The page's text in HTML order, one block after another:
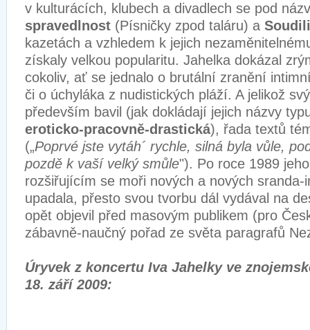
v kulturácích, klubech a divadlech se pod
spravedlnost (Písničky zpod taláru) a
kazetách a vzhledem k jejich
získaly velkou popularitu. Jahelka dokázal
cokoliv, ať se jednalo o brutální zranění
či o úchyláka z nudistických pláží. A jelikož
především bavil (jak dokládají jejich názvy
eroticko-pracovně-drastická), řada textů
(„Poprvé jste vytáh´ rychle, silná byla vůle,
pozdě k vaší velký smůle"). Po roce 1989
rozšiřujícím se moři nových a nových sranda-
upadala, přesto svou tvorbu dál vydával na
opět objevil před masovým publikem (pro
zábavně-naučný pořad ze světa paragrafů
Úryvek z koncertu Iva Jahelky ve
18. září 2009: